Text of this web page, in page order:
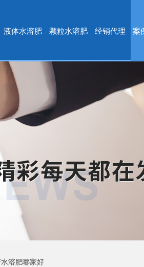
液体水溶肥 颗粒水溶肥 经销代理 案
溶肥哪家好